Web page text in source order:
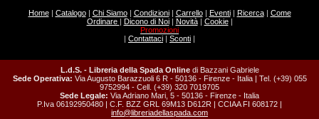
Home| Catalogo| Chi Siamo| Condizioni| Carrello| Eventi| Ricerca| Come
Ordinare | Dicono di Noi| Novità| Cookie|
Promozioni
| Contattaci | Sconti |
L.d.S. - Libreria della Spada Online di Bazzani Gabriele
Sede Operativa: Via Augusto Barazzuoli 6 R - 50136 - Firenze - Italia | Tel. (+39) 055
9752994 - Cell. (+39) 320 7019705
Sede Legale: Via Adriano Mari, 5 - 50136 - Firenze - Italia
P.Iva 06192950480 | C.F. BZZ GRL 69M13 D612R | CCIAA FI 608172 |
info@libreriadellaspada.com